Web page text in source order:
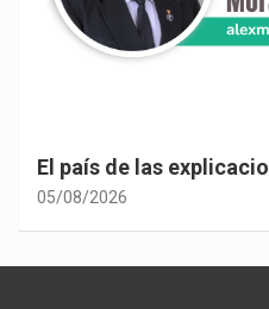
El país de las
05/08/2026